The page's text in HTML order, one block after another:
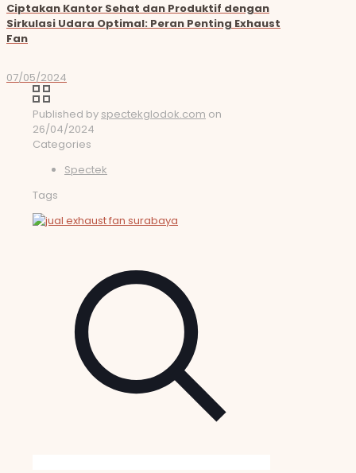
Ciptakan Kantor Sehat dan Produktif dengan
Sirkulasi Udara Optimal: Peran Penting Exhaust
Fan
07/05/2024
Published by spectekglodok.com on
26/04/2024
Categories
Spectek
Tags